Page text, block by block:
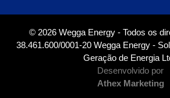
© 2026 Wegga Energy - Todos os
38.461.600/0001-20 Wegga Energy -
Geração de Energia
Desenvolvido por
Athex Marketing